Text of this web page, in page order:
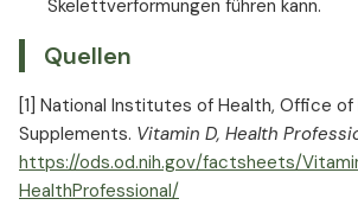
Skelettverformungen führen kann.
Quellen
[1] National Institutes of Health, Office
Supplements. Vitamin D, Health
https://ods.od.nih.gov/factsheets/
HealthProfessional/